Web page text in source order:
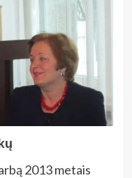
2013 metais